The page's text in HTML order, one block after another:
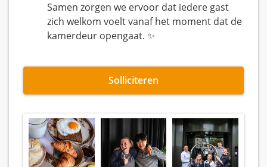
Samen zorgen we ervoor dat iedere gast
zich welkom voelt vanaf het moment dat de
kamerdeur opengaat. ✨
Solliciteren